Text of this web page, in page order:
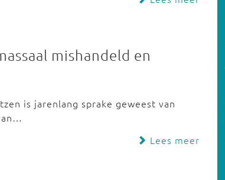
mishandeld en
is jarenlang sprake geweest van
Lees meer